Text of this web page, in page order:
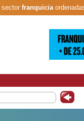
sector franquicia